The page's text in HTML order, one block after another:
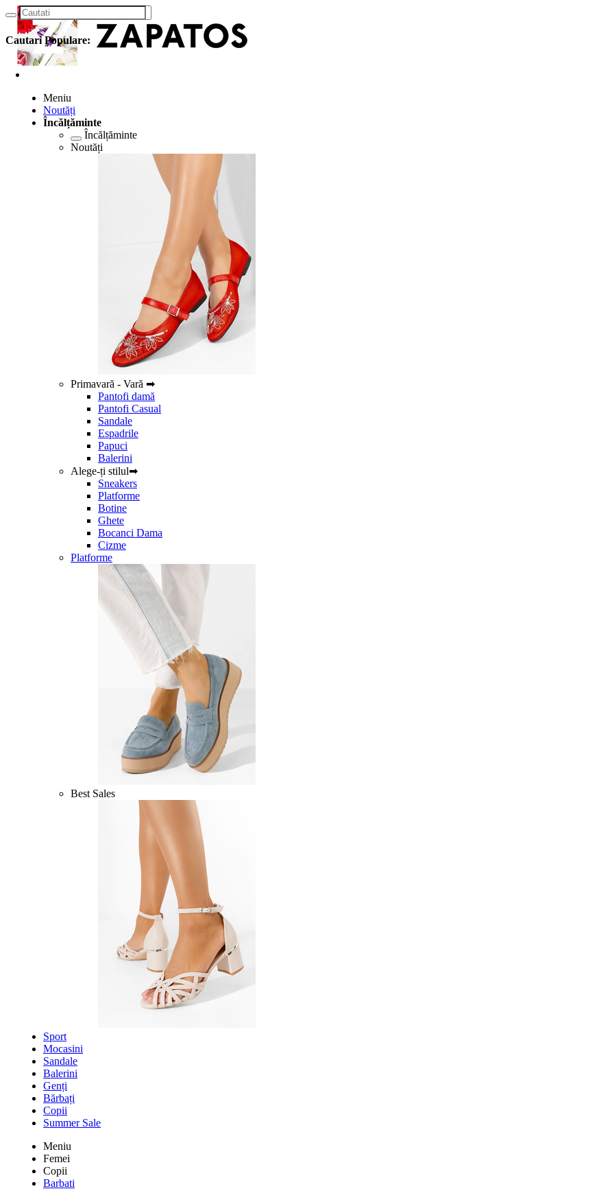
Cautari Populare:
Meniu
Noutăți
Încălțăminte
Încălțăminte
Noutăți
Primavară - Vară ➡
Pantofi damă
Pantofi Casual
Sandale
Espadrile
Papuci
Balerini
Alege-ți stilul➡
Sneakers
Platforme
Botine
Ghete
Bocanci Dama
Cizme
Platforme
Best Sales
Sport
Mocasini
Sandale
Balerini
Genți
Bărbați
Copii
Summer Sale
Meniu
Femei
Copii
Barbati